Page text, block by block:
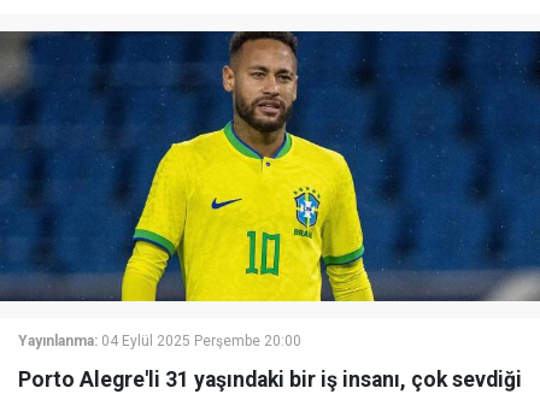
Yayınlanma: 04 Eylül 2025 Perşembe 20:00
Porto Alegre'li 31 yaşındaki bir iş insanı, çok sevdiği